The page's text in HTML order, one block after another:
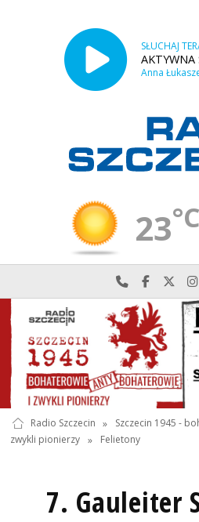
SŁUCHAJ
Anna
23°C
Najlepiej po
Radio Szczecin »
Szczecin 1945 -
zwykli pionierzy » Felietony
7. Gauleiter